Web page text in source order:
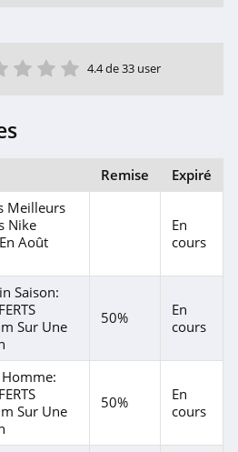
Le Château
4.6
Kays Suisse
24S
4.4
5 étoile
4 étoile
3 étoile
2 étoile
étoile4.4 de 33 user
Remise Expiré
Meilleurs
Nike
Août
En
cours
Saison:
Sur Une
50%
En
cours
Sur Une
50%
En
cours